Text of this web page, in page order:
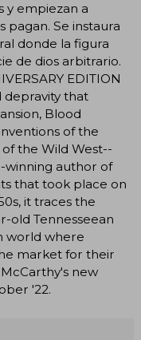
y empiezan a
pagan. Se instaura
donde la figura
de dios arbitrario.
EDITION
depravity that
Blood
of the
the Wild West--
winning author of
that took place on
it traces the
old Tennesseean
world where
market for their
new
'22.